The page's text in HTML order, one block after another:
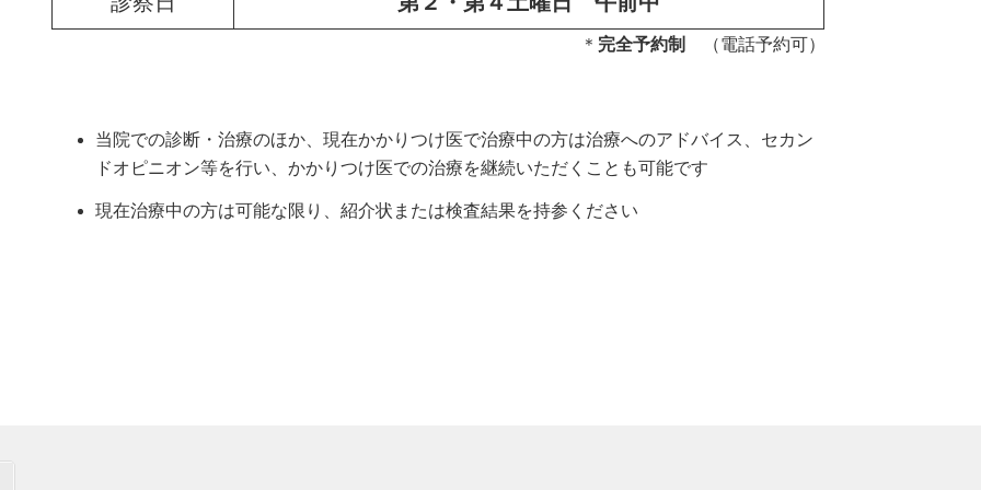
＊ 完全予約制 （電話予約可）
当院での診断・治療のほか、現在かかりつけ医で治療中の方は治療へのアドバイス、セカン
ドオピニオン等を行い、かかりつけ医での治療を継続いただくことも可能です
現在治療中の方は可能な限り、紹介状または検査結果を持参ください